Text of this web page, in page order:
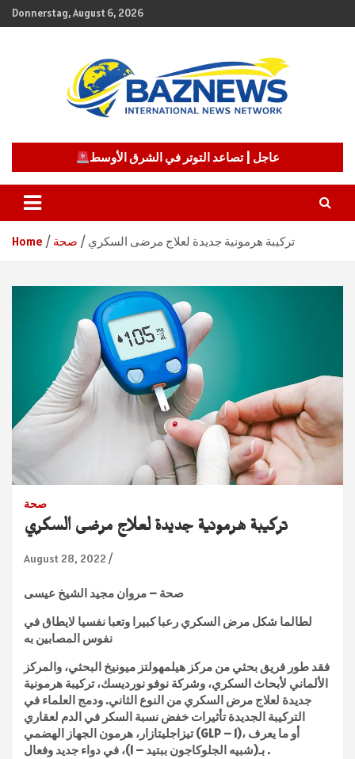
Skip
to
Donnerstag, August 6, 2026
BAZNEWS
عاجل | تصاعد التوتر في الشرق الأوسط
Home صحة
صحة
August 28, 2022
صحة – مروان مجيد الشيخ عيسى
لطالما شكل مرض السكري رعبا كبيرا وتعبا نفسيا لايطاق في
فقد طور فريق بحثي من مركز هيلمهولتز ميونيخ البحثي، والمركز
الألماني لأبحاث السكري، وشركة نوفو نورديسك، تركيبة هرمونية
جديدة لعلاج مرض السكري من النوع الثاني. ودمج العلماء في
التركيبة الجديدة تأثيرات خفض نسبة السكر في الدم لعقاري
تيزاجليتازار، هرمون الجهاز الهضمي (GLP – 1)، أو ما يعرف
بـ(شبيه الجلوكاجون ببتيد – 1)، في دواء جديد وفعال .